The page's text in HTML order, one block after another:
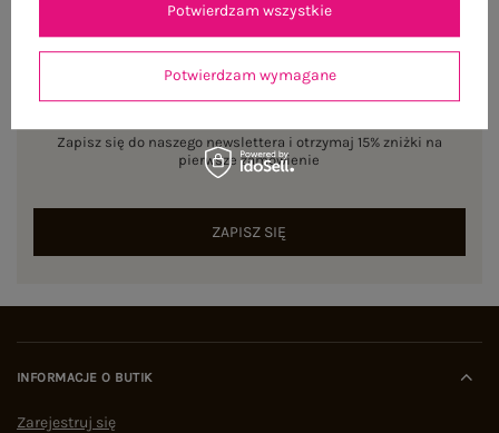
NEWSLETTER
Zapisz się do naszego newslettera i otrzymaj 15% zniżki na
pierwsze zamówienie
ZAPISZ SIĘ
INFORMACJE O BUTIK
Zarejestruj się
Potwierdzam wymagane
Potwierdzam wszystkie